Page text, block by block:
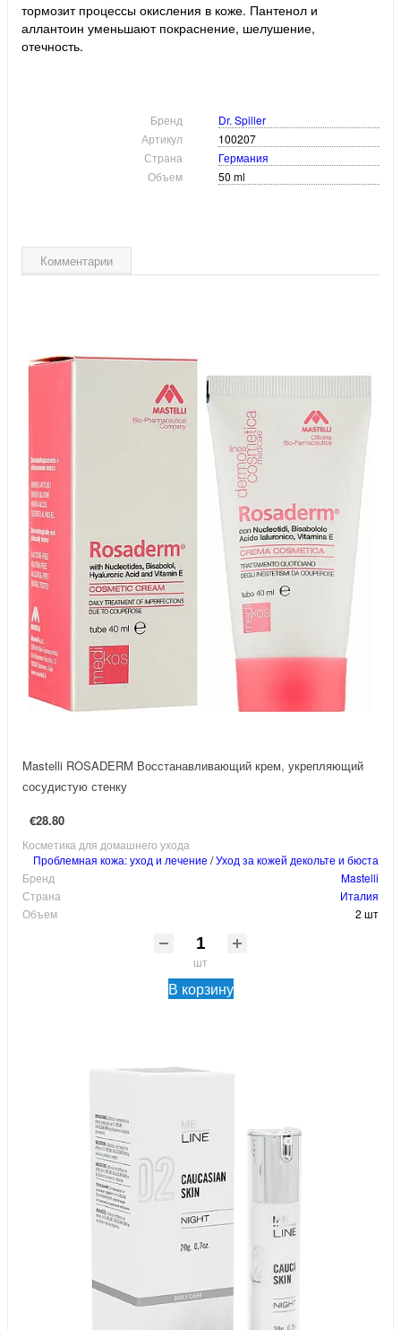
тормозит процессы окисления в коже. Пантенол и
аллантоин уменьшают покраснение, шелушение,
отечность.
Бренд
Dr. Spiller
Артикул
100207
Страна
Германия
Объем
50 ml
Комментарии
Mastelli ROSADERM Восстанавливающий крем, укрепляющий
сосудистую стенку
€28.80
Косметика для домашнего ухода
Проблемная кожа: уход и лечение /Уход за кожей декольте и бюста
Бренд
Mastelli
Страна
Италия
Объем
2 шт
шт
В корзину